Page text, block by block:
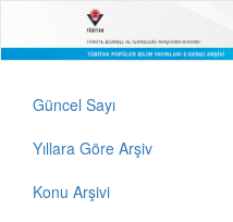
Güncel Sayı
Yıllara Göre Arşiv
Konu Arşivi